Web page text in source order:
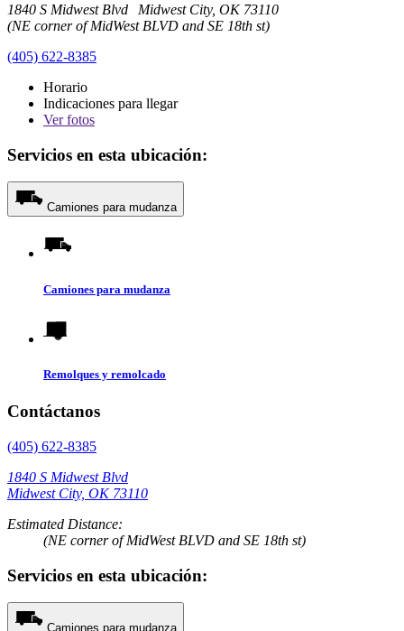
1840 S Midwest Blvd Midwest City, OK 73110
(NE corner of MidWest BLVD and SE 18th st)
(405) 622-8385
Horario
Indicaciones para llegar
Verfotos
Servicios en esta ubicación:
Camiones para mudanza
Camiones para mudanza
Remolques y remolcado
Contáctanos
(405) 622-8385
1840 S Midwest Blvd
Midwest City, OK 73110
Estimated Distance:
(NE corner of MidWest BLVD and SE 18th st)
Servicios en esta ubicación:
Camiones para mudanza